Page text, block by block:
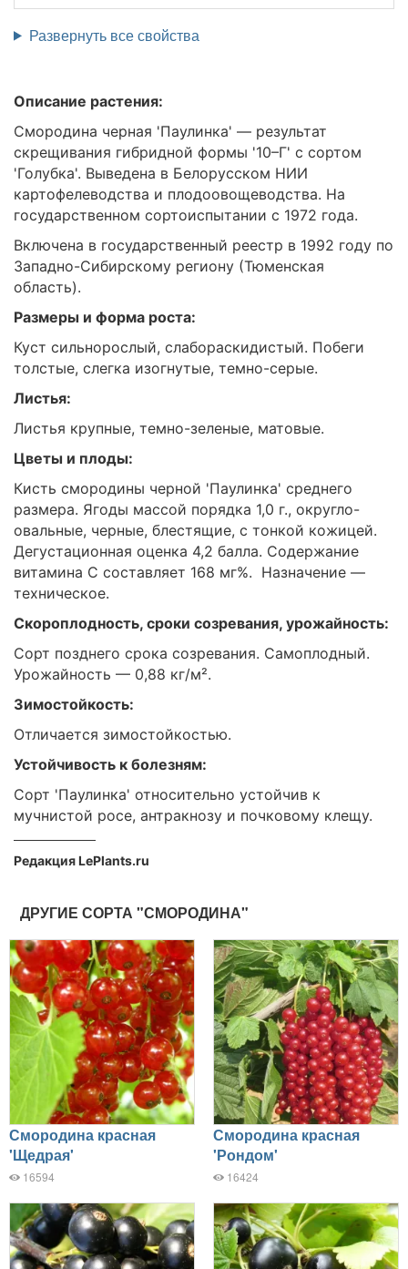
Развернуть все свойства
Описание растения:
Смородина черная 'Паулинка' — результат
скрещивания гибридной формы '10–Г' с сортом
'Голубка'. Выведена в Белорусском НИИ
картофелеводства и плодоовощеводства. На
государственном сортоиспытании с 1972 года.
Включена в государственный реестр в 1992 году по
Западно-Сибирскому региону (Тюменская
область).
Размеры и форма роста:
Куст сильнорослый, слабораскидистый. Побеги
толстые, слегка изогнутые, темно-серые.
Листья:
Листья крупные, темно-зеленые, матовые.
Цветы и плоды:
Кисть смородины черной 'Паулинка' среднего
размера. Ягоды массой порядка 1,0 г., округло-
овальные, черные, блестящие, с тонкой кожицей.
Дегустационная оценка 4,2 балла. Содержание
витамина С составляет 168 мг%. Назначение —
техническое.
Скороплодность, сроки созревания, урожайность:
Сорт позднего срока созревания. Самоплодный.
Урожайность — 0,88 кг/м².
Зимостойкость:
Отличается зимостойкостью.
Устойчивость к болезням:
Сорт 'Паулинка' относительно устойчив к
мучнистой росе, антракнозу и почковому клещу.
Редакция LePlants.ru
ДРУГИЕ СОРТА "СМОРОДИНА"
Смородина красная
'Щедрая'
16594
Смородина красная
'Рондом'
16424